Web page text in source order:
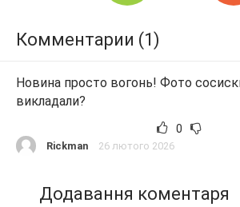
Комментарии (1)
Новина просто вогонь! Фото
викладали?
0
Rickman 26 лютого 2026
Додавання коментаря